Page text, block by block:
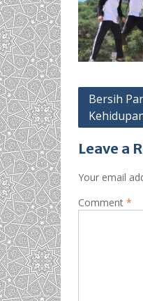
Post
Bersih
Leave a
Your email
Comment *